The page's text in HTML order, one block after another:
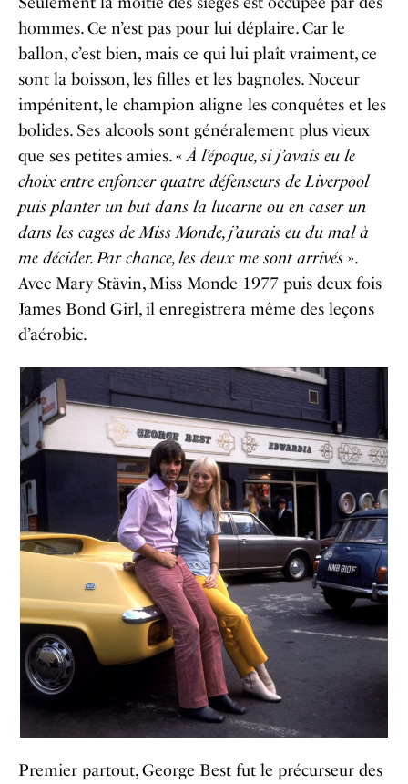
hommes. Ce n’est pas pour lui déplaire. Car le
ballon, c’est bien, mais ce qui lui plaît vraiment, ce
sont la boisson, les filles et les bagnoles. Noceur
impénitent, le champion aligne les conquêtes et les
bolides. Ses alcools sont généralement plus vieux
que ses petites amies. «À l’époque, si j’avais eu le
choix entre enfoncer quatre défenseurs de Liverpool
puis planter un but dans la lucarne ou en caser un
dans les cages de Miss Monde, j’aurais eu du mal à
me décider. Par chance, les deux me sont arrivés ».
Avec Mary Stävin, Miss Monde 1977 puis deux fois
James Bond Girl, il enregistrera même des leçons
d’aérobic.
Premier partout, George Best fut le précurseur des